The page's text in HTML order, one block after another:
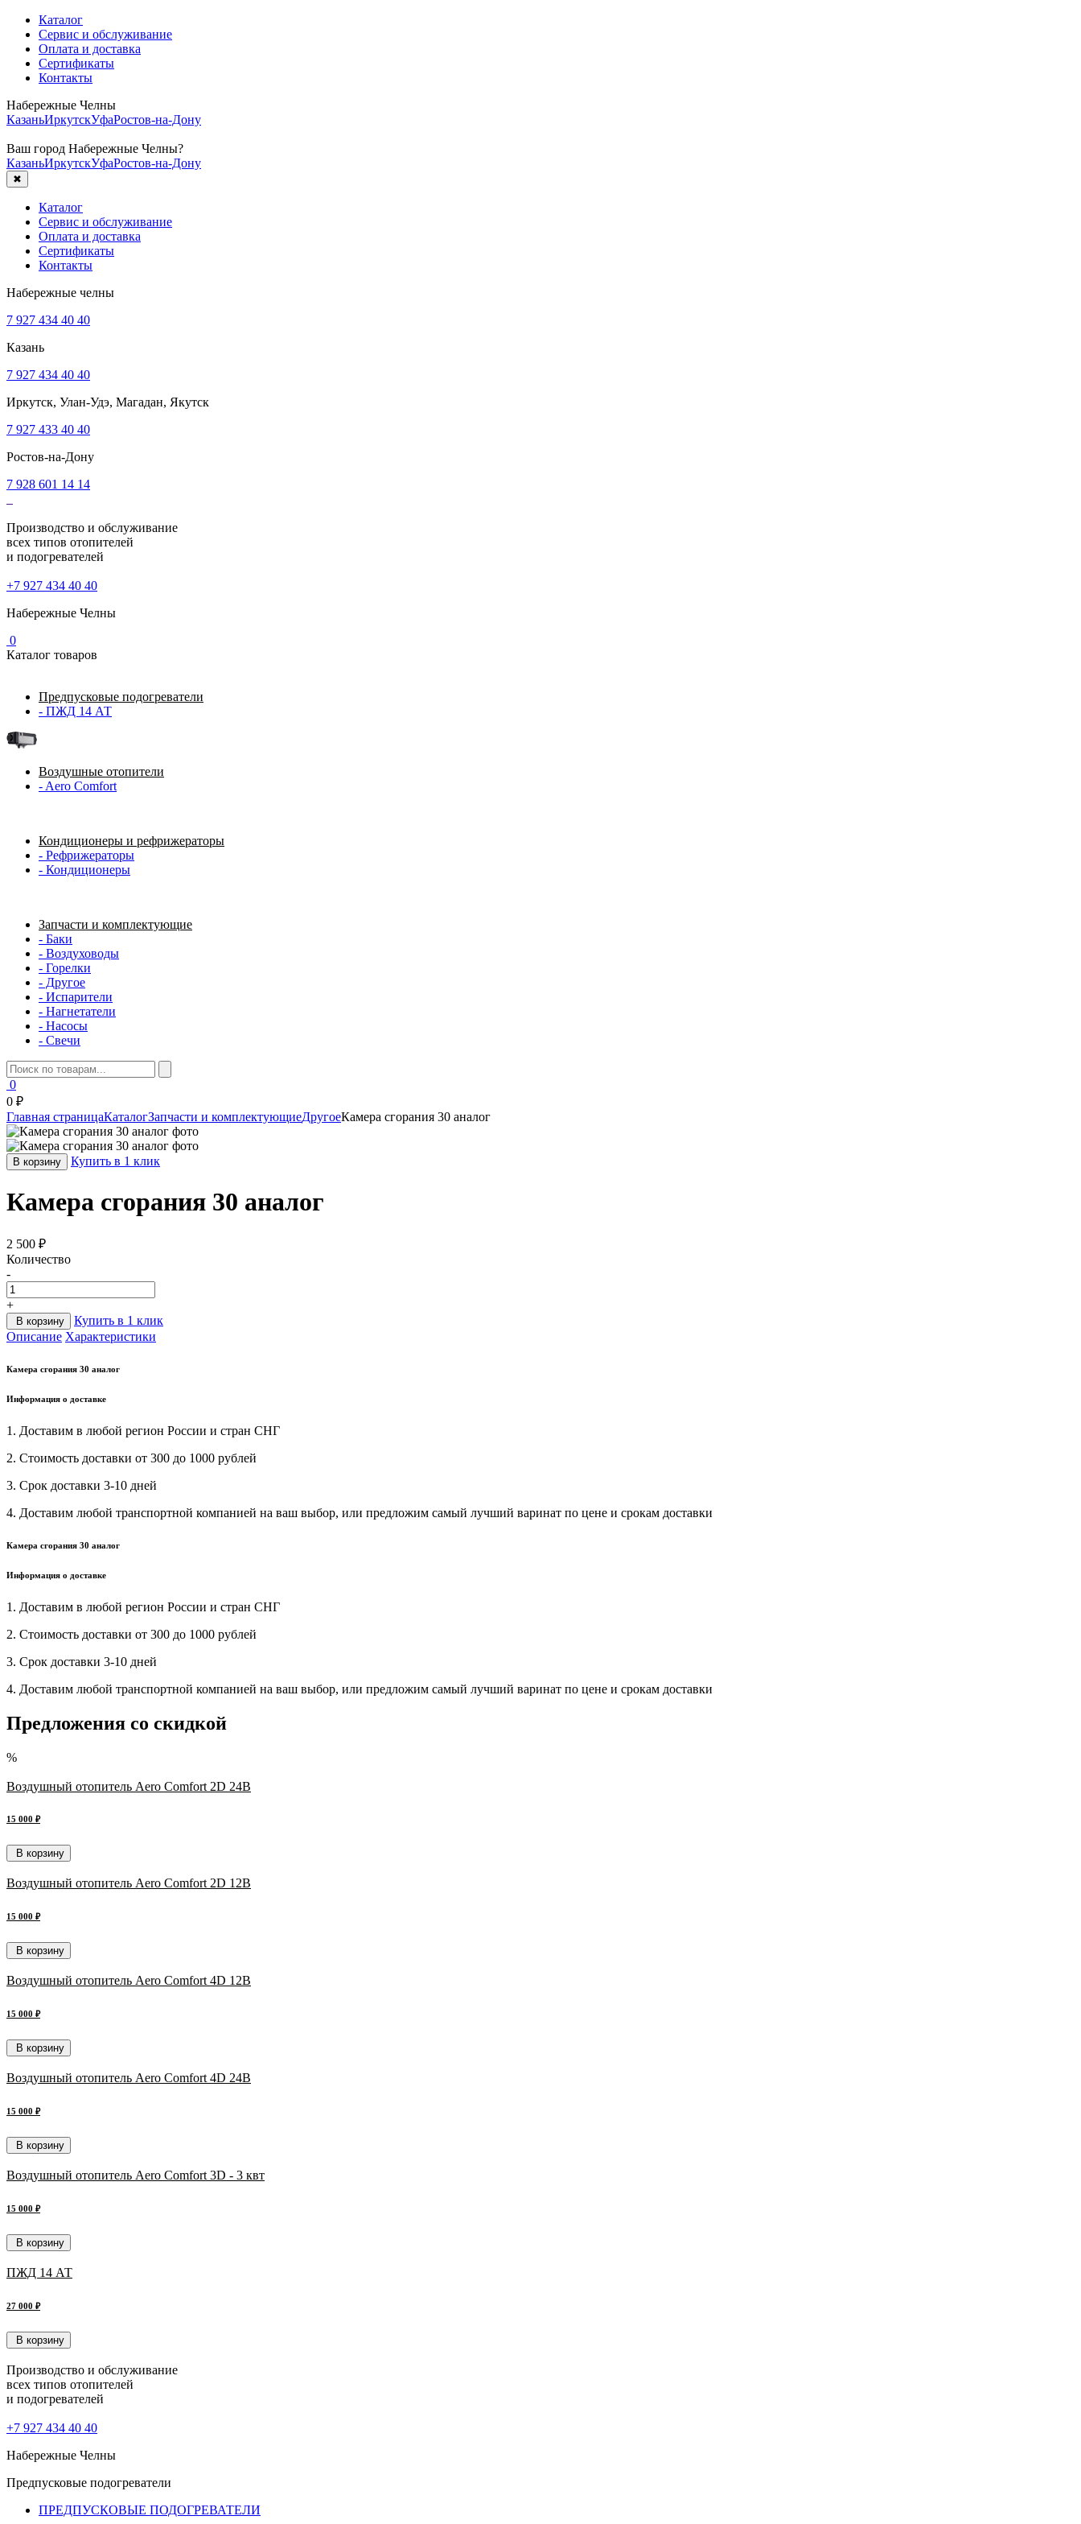
Каталог
Сервис и обслуживание
Оплата и доставка
Сертификаты
Контакты
Набережные Челны
КазаньИркутскУфаРостов-на-Дону
Ваш город Набережные Челны?
КазаньИркутскУфаРостов-на-Дону
✖
Каталог
Сервис и обслуживание
Оплата и доставка
Сертификаты
Контакты
Набережные челны
7 927 434 40 40
Казань
7 927 434 40 40
Иркутск, Улан-Удэ, Магадан, Якутск
7 927 433 40 40
Ростов-на-Дону
7 928 601 14 14
Производство и обслуживание
всех типов отопителей
и подогревателей
+7 927 434 40 40
Набережные Челны
0
Каталог товаров
Предпусковые подогреватели
- ПЖД 14 АТ
Воздушные отопители
- Aero Comfort
Кондиционеры и рефрижераторы
- Рефрижераторы
- Кондиционеры
Запчасти и комплектующие
- Баки
- Воздуховоды
- Горелки
- Другое
- Испарители
- Нагнетатели
- Насосы
- Свечи
0
0 ₽
Главная страницаКаталогЗапчасти и комплектующиеДругоеКамера сгорания 30 аналог
В корзину Купить в 1 клик
Камера сгорания 30 аналог
2 500 ₽
Количество
-
+
В корзину
Купить в 1 клик
Описание Характеристики
Камера сгорания 30 аналог
Информация о доставке
1. Доставим в любой регион России и стран СНГ
2. Стоимость доставки от 300 до 1000 рублей
3. Срок доставки 3-10 дней
4. Доставим любой транспортной компанией на ваш выбор, или предложим самый лучший варинат по цене и срокам доставки
Камера сгорания 30 аналог
Информация о доставке
1. Доставим в любой регион России и стран СНГ
2. Стоимость доставки от 300 до 1000 рублей
3. Срок доставки 3-10 дней
4. Доставим любой транспортной компанией на ваш выбор, или предложим самый лучший варинат по цене и срокам доставки
Предложения со скидкой
%
Воздушный отопитель Aero Comfort 2D 24В
15 000 ₽
В корзину
Воздушный отопитель Aero Comfort 2D 12В
15 000 ₽
В корзину
Воздушный отопитель Aero Comfort 4D 12В
15 000 ₽
В корзину
Воздушный отопитель Aero Comfort 4D 24В
15 000 ₽
В корзину
Воздушный отопитель Aero Comfort 3D - 3 квт
15 000 ₽
В корзину
ПЖД 14 АТ
27 000 ₽
В корзину
Производство и обслуживание
всех типов отопителей
и подогревателей
+7 927 434 40 40
Набережные Челны
Предпусковые подогреватели
ПРЕДПУСКОВЫЕ ПОДОГРЕВАТЕЛИ